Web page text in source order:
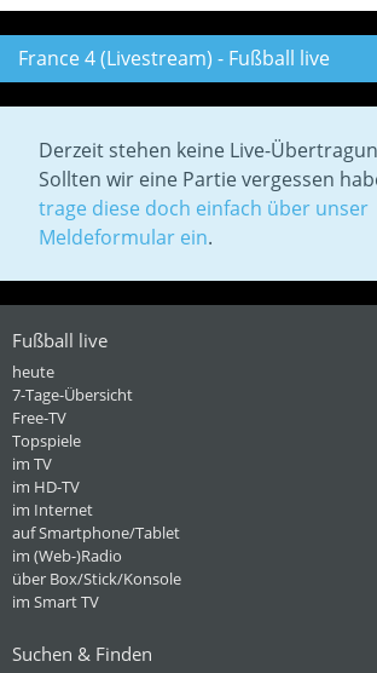
France 4 (Livestream) - Fußball live
Derzeit stehen keine Live-
Sollten wir eine Partie vergessen
trage diese doch einfach über unser
Meldeformular ein.
Fußball live
heute
7-Tage-Übersicht
Free-TV
Topspiele
im TV
im HD-TV
im Internet
auf Smartphone/Tablet
im (Web-)Radio
über Box/Stick/Konsole
im Smart TV
Suchen & Finden